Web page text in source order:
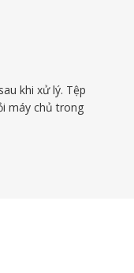
khi xử lý. Tệp
máy chủ trong